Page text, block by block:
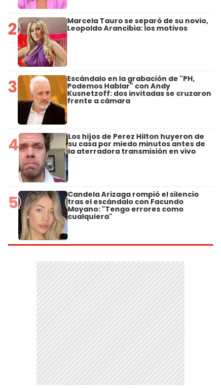
2 Marcela Tauro se separó de su novio,
Leopoldo Arancibia: los motivos
3 Escándalo en la grabación de "PH,
Podemos Hablar" con Andy
Kusnetzoff: dos invitadas se cruzaron
frente a cámara
4 Los hijos de Perez Hilton huyeron de
su casa por miedo minutos antes de
la aterradora transmisión en vivo
5 Candela Arizaga rompió el silencio
tras el escándalo con Facundo
Moyano: "Tengo errores como
cualquiera"